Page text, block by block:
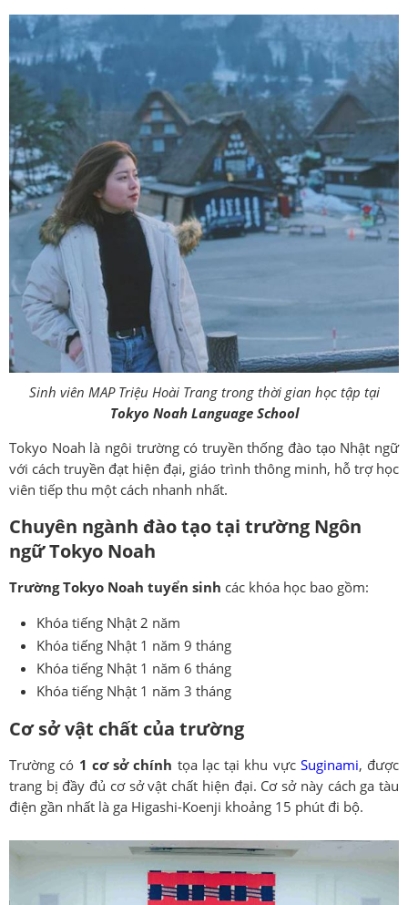
Sinh viên MAP Triệu Hoài Trang trong thời gian học tập tại
Tokyo Noah Language School
Tokyo Noah là ngôi trường có truyền thống đào tạo Nhật ngữ
với cách truyền đạt hiện đại, giáo trình thông minh, hỗ trợ học
viên tiếp thu một cách nhanh nhất.
Chuyên ngành đào tạo tại trường Ngôn
ngữ Tokyo Noah
Trường Tokyo Noah tuyển sinh các khóa học bao gồm:
Khóa tiếng Nhật 2 năm
Khóa tiếng Nhật 1 năm 9 tháng
Khóa tiếng Nhật 1 năm 6 tháng
Khóa tiếng Nhật 1 năm 3 tháng
Cơ sở vật chất của trường
Trường có 1 cơ sở chính tọa lạc tại khu vực Suginami, được
trang bị đầy đủ cơ sở vật chất hiện đại. Cơ sở này cách ga tàu
điện gần nhất là ga Higashi-Koenji khoảng 15 phút đi bộ.